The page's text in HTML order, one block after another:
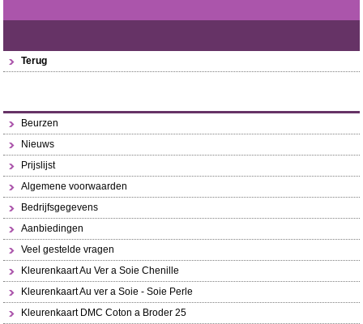
Terug
Beurzen
Nieuws
Prijslijst
Algemene voorwaarden
Bedrijfsgegevens
Aanbiedingen
Veel gestelde vragen
Kleurenkaart Au Ver a Soie Chenille
Kleurenkaart Au ver a Soie - Soie Perle
Kleurenkaart DMC Coton a Broder 25